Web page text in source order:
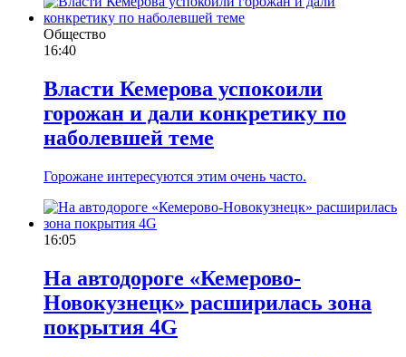
Общество
16:40
Власти Кемерова успокоили
горожан и дали конкретику по
наболевшей теме
Горожане интересуются этим очень часто.
16:05
На автодороге «Кемерово-
Новокузнецк» расширилась зона
покрытия 4G